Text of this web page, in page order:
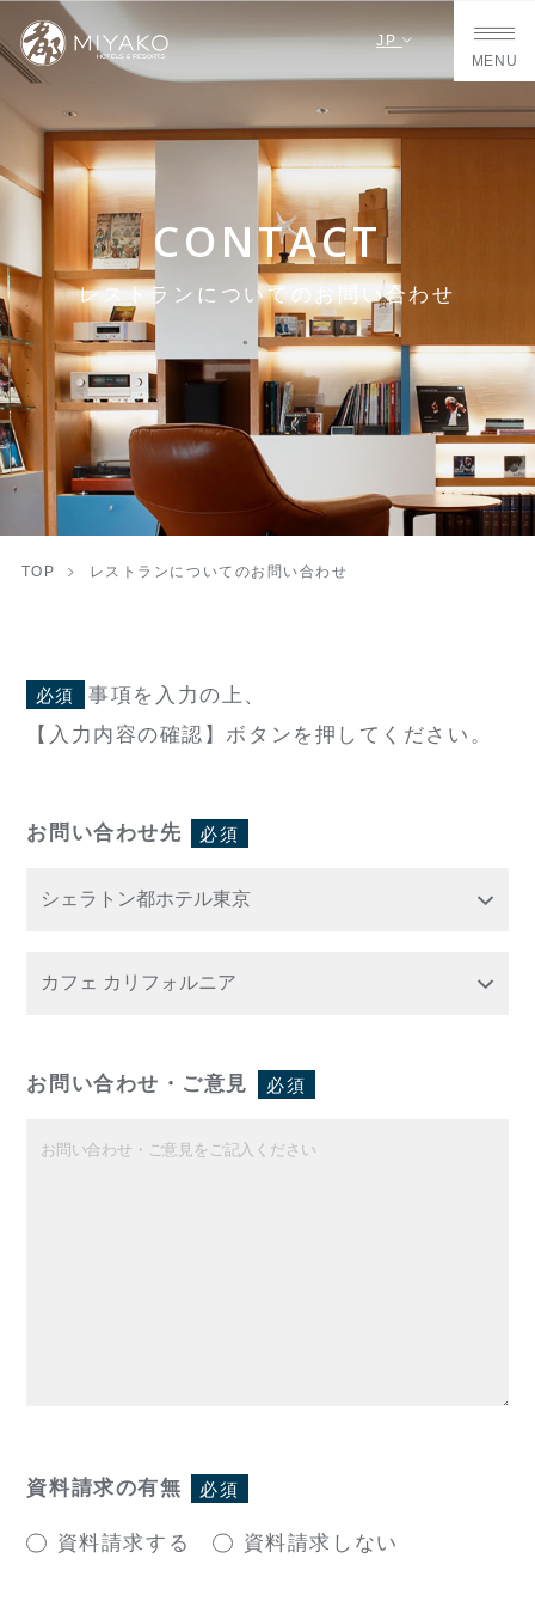
JP
MENU
CONTACT
レストランについてのお問い合わせ
TOP レストランについてのお問い合わせ
必須
事項を入力の上、
【入力内容の確認】ボタンを押してください。
お問い合わせ先 必須
お問い合わせ・ご意見 必須
資料請求の有無 必須
資料請求する 資料請求しない